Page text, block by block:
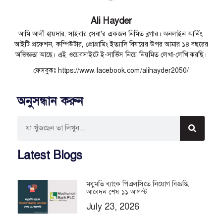
Ali Hayder
আমি আলী হায়দার, সাইবার সেবা'র একজন নিমিত ব্লগার। অনলাইন আর্নিং,
আইটি প্রফেশন, কম্পিউটার, প্রোগ্রামিং ইত্যাদি বিষয়ের উপর আমার ১৪ বছরের
অভিজ্ঞতা আছে। এই ওয়েবসাইটে ই-সার্ভিস নিয়ে নিয়মিত লেখা-লেখি করছি।
ফেসবুকঃ https://www.facebook.com/alihayder2050/
অনুসন্ধান করুন
Latest Blogs
মধুমতি ব্যাংক পিএলসিতে নিয়োগ বিজ্ঞপ্তি,
আবেদন শেষ ১১ আগস্ট
July 23, 2026